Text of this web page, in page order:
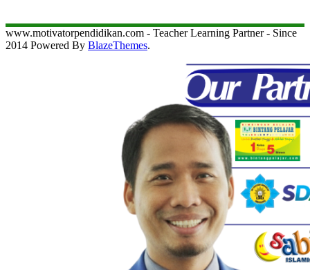
www.motivatorpendidikan.com - Teacher Learning Partner - Since
2014 Powered By BlazeThemes.